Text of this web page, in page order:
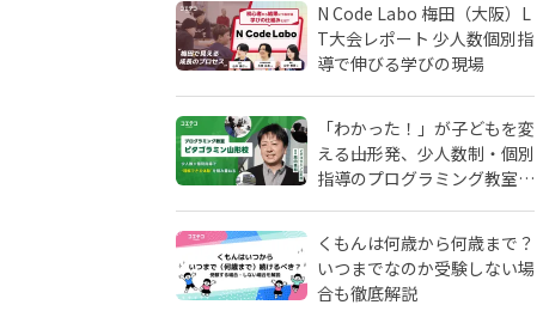
N Code Labo 梅田（大阪）L
T大会レポート 少人数個別指
導で伸びる学びの現場
「わかった！」が子どもを変
える――山形発、少人数制・個別
指導のプログラミング教室
くもんは何歳から何歳まで？
いつまでなのか受験しない場
合も徹底解説